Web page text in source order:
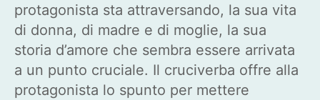
protagonista sta attraversando, la sua vita
di donna, di madre e di moglie, la sua
storia d’amore che sembra essere arrivata
a un punto cruciale. Il cruciverba offre alla
protagonista lo spunto per mettere